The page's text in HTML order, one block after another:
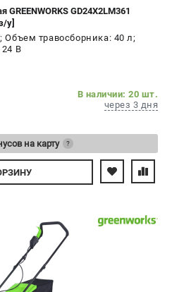
GD24X2LM361
у]
травосборника: 40 л;
В
В наличии: 20 шт.
через 3 дня
на карту ?